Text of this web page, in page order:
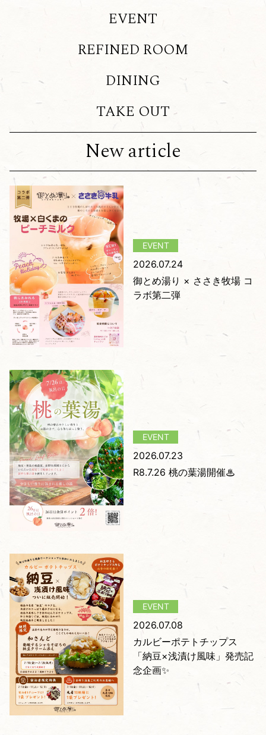
EVENT
REFINED ROOM
DINING
TAKE OUT
New article
2026.07.24
御とめ湯り × ささき牧場 コ
ラボ第二弾
2026.07.23
R8.7.26 桃の葉湯開催♨
2026.07.08
カルビーポテトチップス
「納豆×浅漬け風味」発売記
念企画✨